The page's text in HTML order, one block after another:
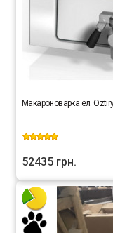
Макароноварка ел.
52435 грн.